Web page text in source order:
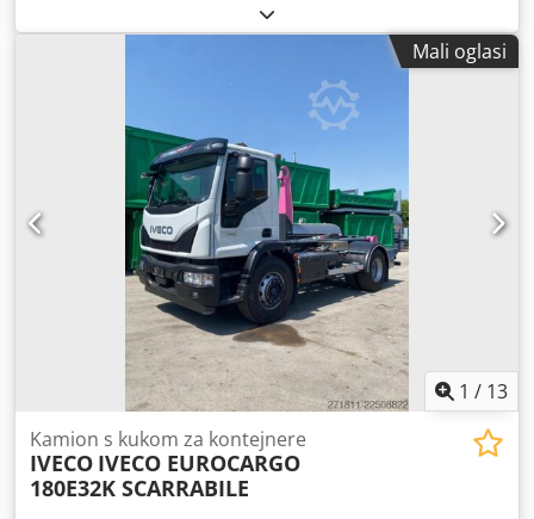
, konfiguracija osovina:
crvena, vrsta prijenosa:mehanički, emisijska klasa:Euro
Mali oglasi
1 / 13
Kamion s kukom za kontejnere
IVECO IVECO EUROCARGO
180E32K SCARRABILE